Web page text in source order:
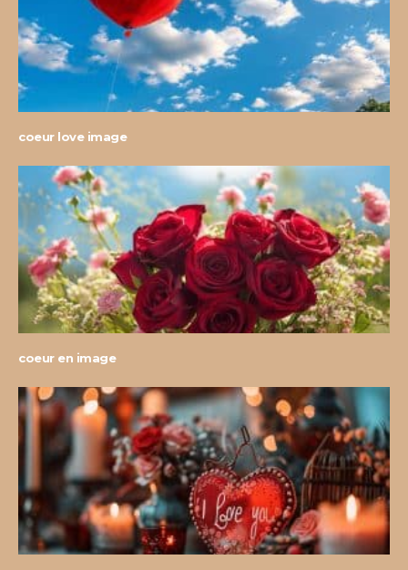
coeur love image
coeur en image